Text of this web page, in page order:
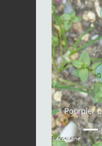
Pourpier
Previous